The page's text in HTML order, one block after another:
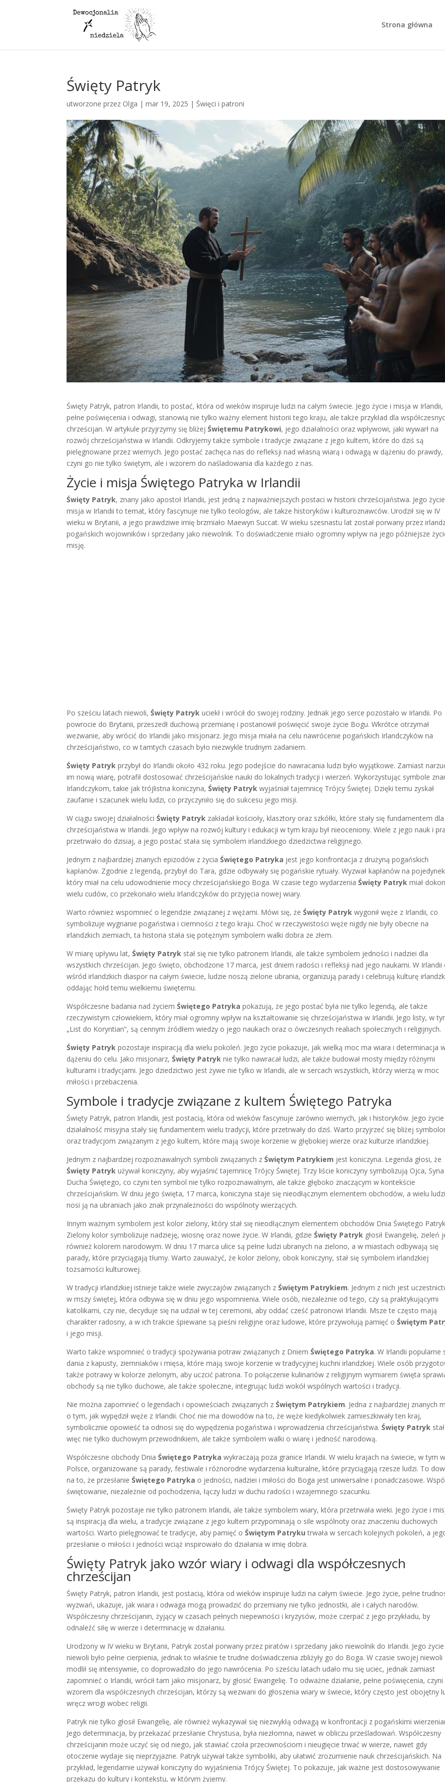
Strona główna
Święty Patryk
utworzone przez Olga |mar 19, 2025 |Święci i patroni
Święty Patryk, patron Irlandii, to postać, która od wieków inspiruje ludzi na całym świecie. Jego życie i misja w Irlandii,
pełne poświęcenia i odwagi, stanowią nie tylko ważny element historii tego kraju, ale także przykład dla
chrześcijan. W artykule przyjrzymy się bliżejŚwiętemu Patrykowi, jego działalności oraz wpływowi, jaki wywarł na
rozwój chrześcijaństwa w Irlandii. Odkryjemy także symbole i tradycje związane z jego kultem, które do dziś są
pielęgnowane przez wiernych. Jego postać zachęca nas do refleksji nad własną wiarą i odwagą w dążeniu do prawdy,
czyni go nie tylko świętym, ale i wzorem do naśladowania dla każdego z nas.
Życie i misja Świętego Patryka w Irlandii
Święty Patryk, znany jako apostoł Irlandii, jest jedną z najważniejszych postaci w historii chrześcijaństwa. Jego
misja w Irlandii to temat, który fascynuje nie tylko teologów, ale także historyków i kulturoznawców. Urodził się w IV
wieku w Brytanii, a jego prawdziwe imię brzmiało Maewyn Succat. W wieku szesnastu lat został porwany przez
pogańskich wojowników i sprzedany jako niewolnik. To doświadczenie miało ogromny wpływ na jego późniejsze
misję.
Po sześciu latach niewoli,Święty Patryk uciekł i wrócił do swojej rodziny. Jednak jego serce pozostało w Irlandii. Po
powrocie do Brytanii, przeszedł duchową przemianę i postanowił poświęcić swoje życie Bogu. Wkrótce otrzymał
wezwanie, aby wrócić do Irlandii jako misjonarz. Jego misja miała na celu nawrócenie pogańskich Irlandczyków na
chrześcijaństwo, co w tamtych czasach było niezwykle trudnym zadaniem.
Święty Patryk przybył do Irlandii około 432 roku. Jego podejście do nawracania ludzi było wyjątkowe. Zamiast
im nową wiarę, potrafił dostosować chrześcijańskie nauki do lokalnych tradycji i wierzeń. Wykorzystując symbole
Irlandczykom, takie jak trójlistna koniczyna,Święty Patryk wyjaśniał tajemnicę Trójcy Świętej. Dzięki temu zyskał
zaufanie i szacunek wielu ludzi, co przyczyniło się do sukcesu jego misji.
W ciągu swojej działalnościŚwięty Patryk zakładał kościoły, klasztory oraz szkółki, które stały się fundamentem dla
chrześcijaństwa w Irlandii. Jego wpływ na rozwój kultury i edukacji w tym kraju był nieoceniony. Wiele z jego nauk i
przetrwało do dzisiaj, a jego postać stała się symbolem irlandzkiego dziedzictwa religijnego.
Jednym z najbardziej znanych epizodów z życiaŚwiętego Patryka jest jego konfrontacja z drużyną pogańskich
kapłanów. Zgodnie z legendą, przybył do Tara, gdzie odbywały się pogańskie rytuały. Wyzwał kapłanów na
który miał na celu udowodnienie mocy chrześcijańskiego Boga. W czasie tego wydarzeniaŚwięty Patryk miał
wielu cudów, co przekonało wielu Irlandczyków do przyjęcia nowej wiary.
Warto również wspomnieć o legendzie związanej z wężami. Mówi się, żeŚwięty Patryk wygonił węże z Irlandii, co
symbolizuje wygnanie pogaństwa i ciemności z tego kraju. Choć w rzeczywistości węże nigdy nie były obecne na
irlandzkich ziemiach, ta historia stała się potężnym symbolem walki dobra ze złem.
W miarę upływu lat,Święty Patryk stał się nie tylko patronem Irlandii, ale także symbolem jedności i nadziei dla
wszystkich chrześcijan. Jego święto, obchodzone 17 marca, jest dniem radości i refleksji nad jego naukami. W Irlandii
wśród irlandzkich diaspor na całym świecie, ludzie noszą zielone ubrania, organizują parady i celebrują kulturę
oddając hołd temu wielkiemu świętemu.
Współczesne badania nad życiemŚwiętego Patryka pokazują, że jego postać była nie tylko legendą, ale także
rzeczywistym człowiekiem, który miał ogromny wpływ na kształtowanie się chrześcijaństwa w Irlandii. Jego listy, w
„List do Koryntian”, są cennym źródłem wiedzy o jego naukach oraz o ówczesnych realiach społecznych i religijnych.
Święty Patryk pozostaje inspiracją dla wielu pokoleń. Jego życie pokazuje, jak wielką moc ma wiara i determinacja
dążeniu do celu. Jako misjonarz,Święty Patryk nie tylko nawracał ludzi, ale także budował mosty między różnymi
kulturami i tradycjami. Jego dziedzictwo jest żywe nie tylko w Irlandii, ale w sercach wszystkich, którzy wierzą w moc
miłości i przebaczenia.
Symbole i tradycje związane z kultem Świętego Patryka
Święty Patryk, patron Irlandii, jest postacią, która od wieków fascynuje zarówno wiernych, jak i historyków. Jego życie
działalność misyjna stały się fundamentem wielu tradycji, które przetrwały do dziś. Warto przyjrzeć się bliżej
oraz tradycjom związanym z jego kultem, które mają swoje korzenie w głębokiej wierze oraz kulturze irlandzkiej.
Jednym z najbardziej rozpoznawalnych symboli związanych zŚwiętym Patrykiem jest koniczyna. Legenda głosi, że
Święty Patryk używał koniczyny, aby wyjaśnić tajemnicę Trójcy Świętej. Trzy liście koniczyny symbolizują Ojca, Syna
Ducha Świętego, co czyni ten symbol nie tylko rozpoznawalnym, ale także głęboko znaczącym w kontekście
chrześcijańskim. W dniu jego święta, 17 marca, koniczyna staje się nieodłącznym elementem obchodów, a wielu ludzi
nosi ją na ubraniach jako znak przynależności do wspólnoty wierzących.
Innym ważnym symbolem jest kolor zielony, który stał się nieodłącznym elementem obchodów Dnia Świętego
Zielony kolor symbolizuje nadzieję, wiosnę oraz nowe życie. W Irlandii, gdzieŚwięty Patryk głosił Ewangelię, zieleń
również kolorem narodowym. W dniu 17 marca ulice są pełne ludzi ubranych na zielono, a w miastach odbywają się
parady, które przyciągają tłumy. Warto zauważyć, że kolor zielony, obok koniczyny, stał się symbolem irlandzkiej
tożsamości kulturowej.
W tradycji irlandzkiej istnieje także wiele zwyczajów związanych zŚwiętym Patrykiem. Jednym z nich jest
w mszy świętej, która odbywa się w dniu jego wspomnienia. Wiele osób, niezależnie od tego, czy są praktykującymi
katolikami, czy nie, decyduje się na udział w tej ceremonii, aby oddać cześć patronowi Irlandii. Msze te często mają
charakter radosny, a w ich trakcie śpiewane są pieśni religijne oraz ludowe, które przywołują pamięć oŚwiętym
i jego misji.
Warto także wspomnieć o tradycji spożywania potraw związanych z DniemŚwiętego Patryka. W Irlandii popularne
dania z kapusty, ziemniaków i mięsa, które mają swoje korzenie w tradycyjnej kuchni irlandzkiej. Wiele osób
także potrawy w kolorze zielonym, aby uczcić patrona. To połączenie kulinariów z religijnym wymiarem święta
obchody są nie tylko duchowe, ale także społeczne, integrując ludzi wokół wspólnych wartości i tradycji.
Nie można zapomnieć o legendach i opowieściach związanych zŚwiętym Patrykiem. Jedna z najbardziej znanych
o tym, jak wypędził węże z Irlandii. Choć nie ma dowodów na to, że węże kiedykolwiek zamieszkiwały ten kraj,
symbolicznie opowieść ta odnosi się do wypędzenia pogaństwa i wprowadzenia chrześcijaństwa.Święty Patryk
więc nie tylko duchowym przewodnikiem, ale także symbolem walki o wiarę i jedność narodową.
Współczesne obchody DniaŚwiętego Patryka wykraczają poza granice Irlandii. W wielu krajach na świecie, w tym w
Polsce, organizowane są parady, festiwale i różnorodne wydarzenia kulturalne, które przyciągają rzesze ludzi. To
na to, że przesłanieŚwiętego Patryka o jedności, nadziei i miłości do Boga jest uniwersalne i ponadczasowe.
świętowanie, niezależnie od pochodzenia, łączy ludzi w duchu radości i wzajemnego szacunku.
Święty Patryk pozostaje nie tylko patronem Irlandii, ale także symbolem wiary, która przetrwała wieki. Jego życie i
są inspiracją dla wielu, a tradycje związane z jego kultem przypominają o sile wspólnoty oraz znaczeniu duchowych
wartości. Warto pielęgnować te tradycje, aby pamięć oŚwiętym Patryku trwała w sercach kolejnych pokoleń, a
przesłanie o miłości i jedności wciąż inspirowało do działania w imię dobra.
Święty Patryk jako wzór wiary i odwagi dla współczesnych
chrześcijan
Święty Patryk, patron Irlandii, jest postacią, która od wieków inspiruje ludzi na całym świecie. Jego życie, pełne
wyzwań, ukazuje, jak wiara i odwaga mogą prowadzić do przemiany nie tylko jednostki, ale i całych narodów.
Współczesny chrześcijanin, żyjący w czasach pełnych niepewności i kryzysów, może czerpać z jego przykładu, by
odnaleźć siłę w wierze i determinację w działaniu.
Urodzony w IV wieku w Brytanii, Patryk został porwany przez piratów i sprzedany jako niewolnik do Irlandii. Jego
niewoli było pełne cierpienia, jednak to właśnie te trudne doświadczenia zbliżyły go do Boga. W czasie swojej niewoli
modlił się intensywnie, co doprowadziło do jego nawrócenia. Po sześciu latach udało mu się uciec, jednak zamiast
zapomnieć o Irlandii, wrócił tam jako misjonarz, by głosić Ewangelię. To odważne działanie, pełne poświęcenia, czyni
wzorem dla współczesnych chrześcijan, którzy są wezwani do głoszenia wiary w świecie, który często jest obojętny
wręcz wrogi wobec religii.
Patryk nie tylko głosił Ewangelię, ale również wykazywał się niezwykłą odwagą w konfrontacji z pogańskimi
Jego determinacja, by przekazać przesłanie Chrystusa, była niezłomna, nawet w obliczu prześladowań. Współczesny
chrześcijanin może uczyć się od niego, jak stawiać czoła przeciwnościom i nieugięcie trwać w wierze, nawet gdy
otoczenie wydaje się nieprzyjazne. Patryk używał także symboliki, aby ułatwić zrozumienie nauk chrześcijańskich. Na
przykład, legendarnie używał koniczyny do wyjaśnienia Trójcy Świętej. To pokazuje, jak ważne jest dostosowywanie
przekazu do kultury i kontekstu, w którym żyjemy.